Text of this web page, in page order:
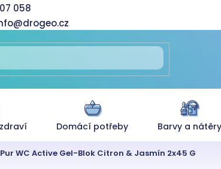
058
Domácí potřeby Barvy a nátěry
WC Active Gel-Blok Citron & Jasmín 2x45 G